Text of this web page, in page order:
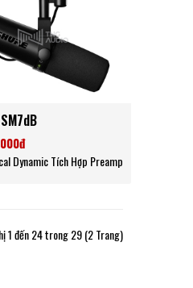
Dynamic Tích Hợp Preamp
1 đến 24 trong 29 (2 Trang)